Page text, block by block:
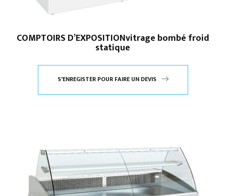
COMPTOIRS D’EXPOSITIONvitrage bombé froid
statique
S'ENREGISTER POUR FAIRE UN DEVIS